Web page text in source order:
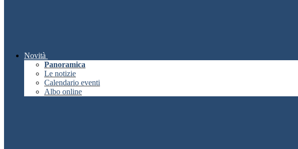
Novità
Panoramica
Le notizie
Calendario eventi
Albo online